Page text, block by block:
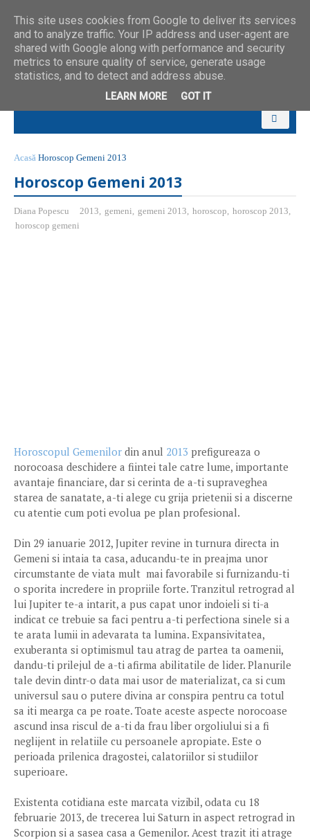
Acasă Horoscop Gemeni 2013
Horoscop Gemeni 2013
Diana Popescu 2013, gemeni, gemeni 2013, horoscop, horoscop 2013,
horoscop gemeni
Horoscopul Gemenilor din anul 2013 prefigureaza o
norocoasa deschidere a fiintei tale catre lume, importante
avantaje financiare, dar si cerinta de a-ti supraveghea
starea de sanatate, a-ti alege cu grija prietenii si a discerne
cu atentie cum poti evolua pe plan profesional.
Din 29 ianuarie 2012, Jupiter revine in turnura directa in
Gemeni si intaia ta casa, aducandu-te in preajma unor
circumstante de viata mult mai favorabile si furnizandu-ti
o sporita incredere in propriile forte. Tranzitul retrograd al
lui Jupiter te-a intarit, a pus capat unor indoieli si ti-a
indicat ce trebuie sa faci pentru a-ti perfectiona sinele si a
te arata lumii in adevarata ta lumina. Expansivitatea,
exuberanta si optimismul tau atrag de partea ta oamenii,
dandu-ti prilejul de a-ti afirma abilitatile de lider. Planurile
tale devin dintr-o data mai usor de materializat, ca si cum
universul sau o putere divina ar conspira pentru ca totul
sa iti mearga ca pe roate. Toate aceste aspecte norocoase
ascund insa riscul de a-ti da frau liber orgoliului si a fi
neglijent in relatiile cu persoanele apropiate. Este o
perioada prilenica dragostei, calatoriilor si studiilor
superioare.
Existenta cotidiana este marcata vizibil, odata cu 18
februarie 2013, de trecerea lui Saturn in aspect retrograd in
Scorpion si a sasea casa a Gemenilor. Acest trazit iti atrage
This site uses cookies from Google to deliver its services
and to analyze traffic. Your IP address and user-agent are
shared with Google along with performance and security
metrics to ensure quality of service, generate usage
statistics, and to detect and address abuse.
LEARN MORE GOT IT